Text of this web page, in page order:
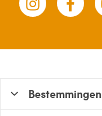
Bestemmingen